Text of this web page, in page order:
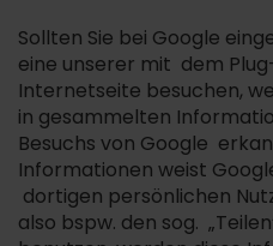
Sollten Sie bei Google
eine unserer mit dem
Internetseite besuchen,
in gesammelten
Besuchs von Google
Informationen weist
dortigen persönlichen
also bspw. den sog.